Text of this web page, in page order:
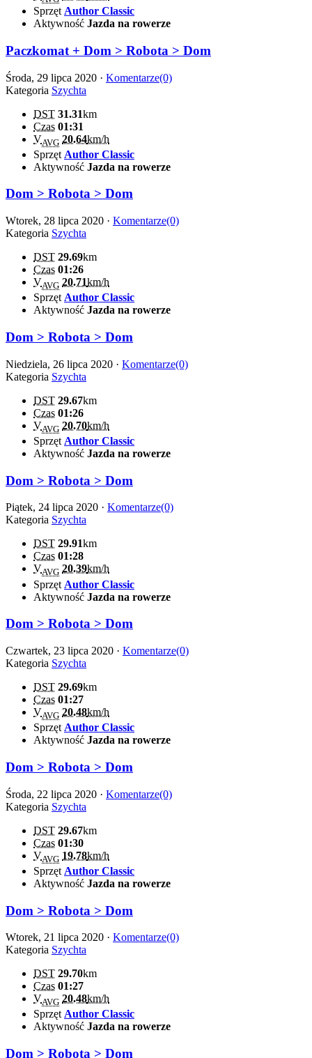
Sprzęt Author Classic
Aktywność Jazda na rowerze
Paczkomat + Dom > Robota > Dom
Środa, 29 lipca 2020 · Komentarze(0)
Kategoria Szychta
DST 31.31km
Czas 01:31
VAVG 20.64km/h
Sprzęt Author Classic
Aktywność Jazda na rowerze
Dom > Robota > Dom
Wtorek, 28 lipca 2020 · Komentarze(0)
Kategoria Szychta
DST 29.69km
Czas 01:26
VAVG 20.71km/h
Sprzęt Author Classic
Aktywność Jazda na rowerze
Dom > Robota > Dom
Niedziela, 26 lipca 2020 · Komentarze(0)
Kategoria Szychta
DST 29.67km
Czas 01:26
VAVG 20.70km/h
Sprzęt Author Classic
Aktywność Jazda na rowerze
Dom > Robota > Dom
Piątek, 24 lipca 2020 · Komentarze(0)
Kategoria Szychta
DST 29.91km
Czas 01:28
VAVG 20.39km/h
Sprzęt Author Classic
Aktywność Jazda na rowerze
Dom > Robota > Dom
Czwartek, 23 lipca 2020 · Komentarze(0)
Kategoria Szychta
DST 29.69km
Czas 01:27
VAVG 20.48km/h
Sprzęt Author Classic
Aktywność Jazda na rowerze
Dom > Robota > Dom
Środa, 22 lipca 2020 · Komentarze(0)
Kategoria Szychta
DST 29.67km
Czas 01:30
VAVG 19.78km/h
Sprzęt Author Classic
Aktywność Jazda na rowerze
Dom > Robota > Dom
Wtorek, 21 lipca 2020 · Komentarze(0)
Kategoria Szychta
DST 29.70km
Czas 01:27
VAVG 20.48km/h
SprzętAuthor Classic
Aktywność Jazda na rowerze
Dom > Robota > Dom